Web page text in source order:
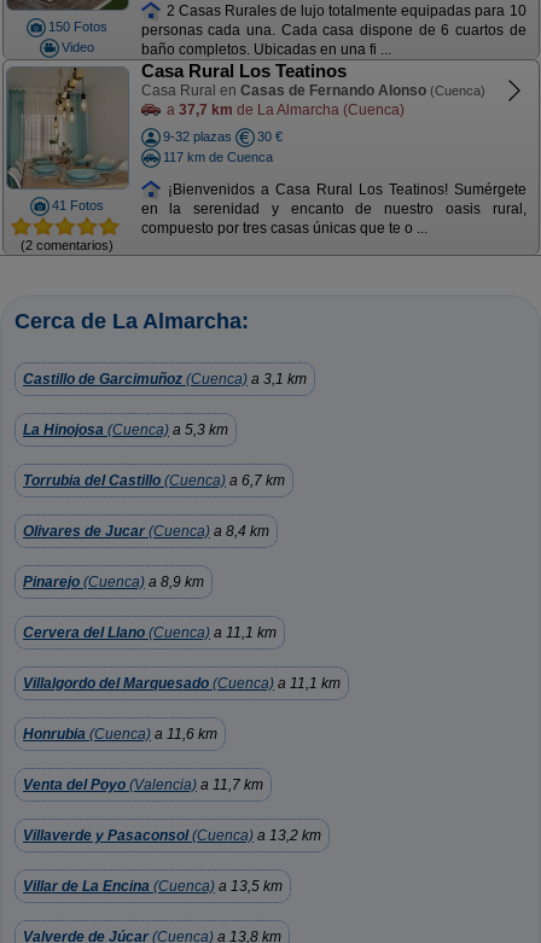
150 Fotos
Video
2 Casas Rurales de lujo totalmente equipadas para 10
personas cada una. Cada casa dispone de 6 cuartos de
baño completos. Ubicadas en una fi ...
41 Fotos
(2 comentarios)
Casa Rural Los Teatinos
Casa Rural en Casas de Fernando Alonso (Cuenca)
a 37,7 km de La Almarcha (Cuenca)
9-32 plazas
30 €
117 km de Cuenca
¡Bienvenidos a Casa Rural Los Teatinos! Sumérgete
en la serenidad y encanto de nuestro oasis rural,
compuesto por tres casas únicas que te o ...
Cerca de La Almarcha:
Castillo de Garcimuñoz (Cuenca) a 3,1 km
La Hinojosa (Cuenca) a 5,3 km
Torrubia del Castillo (Cuenca) a 6,7 km
Olivares de Jucar (Cuenca) a 8,4 km
Pinarejo (Cuenca) a 8,9 km
Cervera del Llano (Cuenca) a 11,1 km
Villalgordo del Marquesado (Cuenca) a 11,1 km
Honrubia (Cuenca) a 11,6 km
Venta del Poyo (Valencia) a 11,7 km
Villaverde y Pasaconsol(Cuenca) a 13,2 km
Villar de La Encina (Cuenca) a 13,5 km
Valverde de Júcar (Cuenca) a 13,8 km